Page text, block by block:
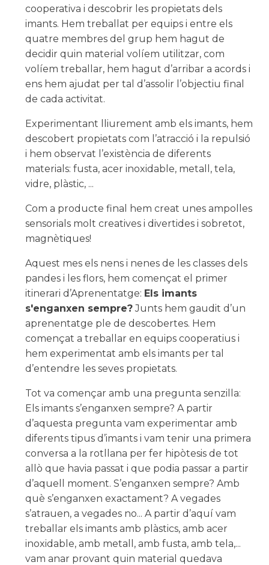
cooperativa i descobrir les propietats dels
imants. Hem treballat per equips i entre els
quatre membres del grup hem hagut de
decidir quin material volíem utilitzar, com
volíem treballar, hem hagut d’arribar a acords i
ens hem ajudat per tal d’assolir l’objectiu final
de cada activitat.
Experimentant lliurement amb els imants, hem
descobert propietats com l’atracció i la repulsió
i hem observat l’existència de diferents
materials: fusta, acer inoxidable, metall, tela,
vidre, plàstic, ...
Com a producte final hem creat unes ampolles
sensorials molt creatives i divertides i sobretot,
magnètiques!
Aquest mes els nens i nenes de les classes dels
pandes i les flors, hem començat el primer
itinerari d’Aprenentatge: Els imants
s'enganxen sempre?Junts hem gaudit d’un
aprenentatge ple de descobertes. Hem
començat a treballar en equips cooperatius i
hem experimentat amb els imants per tal
d’entendre les seves propietats.
Tot va començar amb una pregunta senzilla:
Els imants s’enganxen sempre? A partir
d’aquesta pregunta vam experimentar amb
diferents tipus d’imants i vam tenir una primera
conversa a la rotllana per fer hipòtesis de tot
allò que havia passat i que podia passar a partir
d’aquell moment. S’enganxen sempre? Amb
què s’enganxen exactament? A vegades
s’atrauen, a vegades no... A partir d’aquí vam
treballar els imants amb plàstics, amb acer
inoxidable, amb metall, amb fusta, amb tela,...
vam anar provant quin material quedava